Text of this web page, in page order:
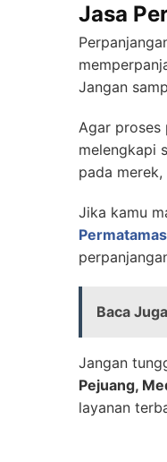
Jasa
Jangan
Agar proses
melengkapi
pada
Jika kamu
Permatamas
Baca Juga
Jangan
Pejuang,
layanan